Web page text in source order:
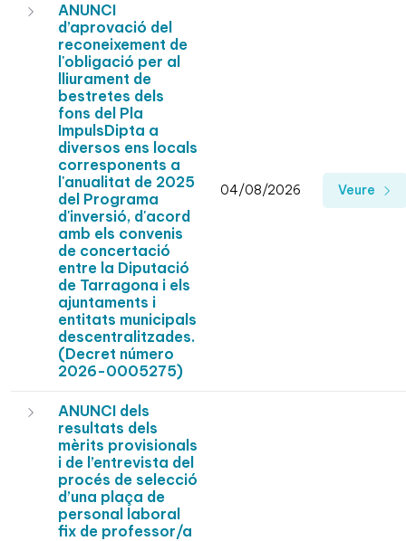
ANUNCI
d’aprovació del
reconeixement de
l'obligació per al
lliurament de
bestretes dels
fons del Pla
ImpulsDipta a
diversos ens locals
corresponents a
l'anualitat de 2025
del Programa
d'inversió, d'acord
amb els convenis
de concertació
entre la Diputació
de Tarragona i els
ajuntaments i
entitats municipals
descentralitzades.
(Decret número
2026-0005275)
04/08/2026 Veure
ANUNCI dels
resultats dels
mèrits provisionals
i de l’entrevista del
procés de selecció
d’una plaça de
personal laboral
fix de professor/a